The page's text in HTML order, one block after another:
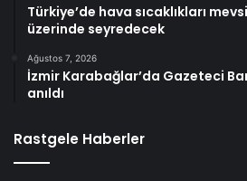
Türkiye’de hava sıcaklıkları
üzerinde seyredecek
Ağustos 7, 2026
İzmir Karabağlar’da Gazeteci
anıldı
Rastgele Haberler